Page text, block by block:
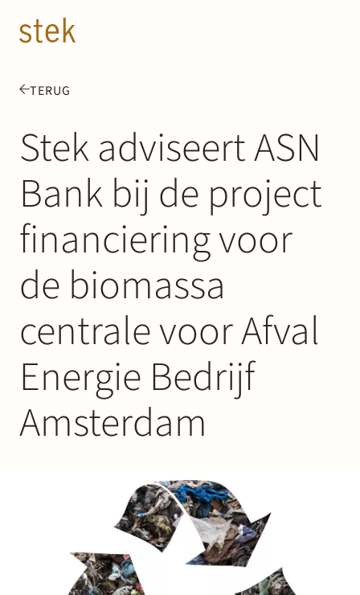
TERUG
Stek adviseert ASN
Bank bij de project
financiering voor
de biomassa
centrale voor Afval
Energie Bedrijf
Amsterdam
Mensen
Expertise
Over ons
Track record
News & Insights
Contact
Werken bij Stek